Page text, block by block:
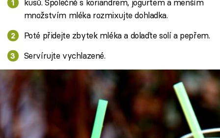
kusů. Společně s koriandrem, jogurtem a menším
množstvím mléka rozmixujte dohladka.
Poté přidejte zbytek mléka a dolaďte solí a pepřem.
Servírujte vychlazené.